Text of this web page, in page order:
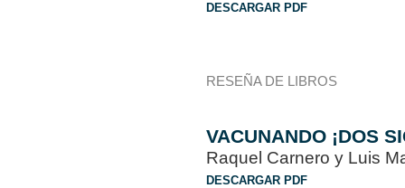
DESCARGAR PDF
RESEÑA DE LIBROS
VACUNANDO ¡DOS
Raquel Carnero y Luis
DESCARGAR PDF